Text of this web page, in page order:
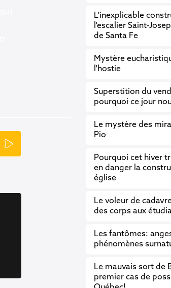
L'inexplicable
l'escalier Saint-
de Santa Fe
Mystère
l'hostie
Superstition du
pourquoi ce jour
Le mystère des
Pio
Pourquoi cet hiver
en danger la
église
Le voleur de
des corps aux
Les fantômes:
phénomènes
Le mauvais sort de
premier cas de